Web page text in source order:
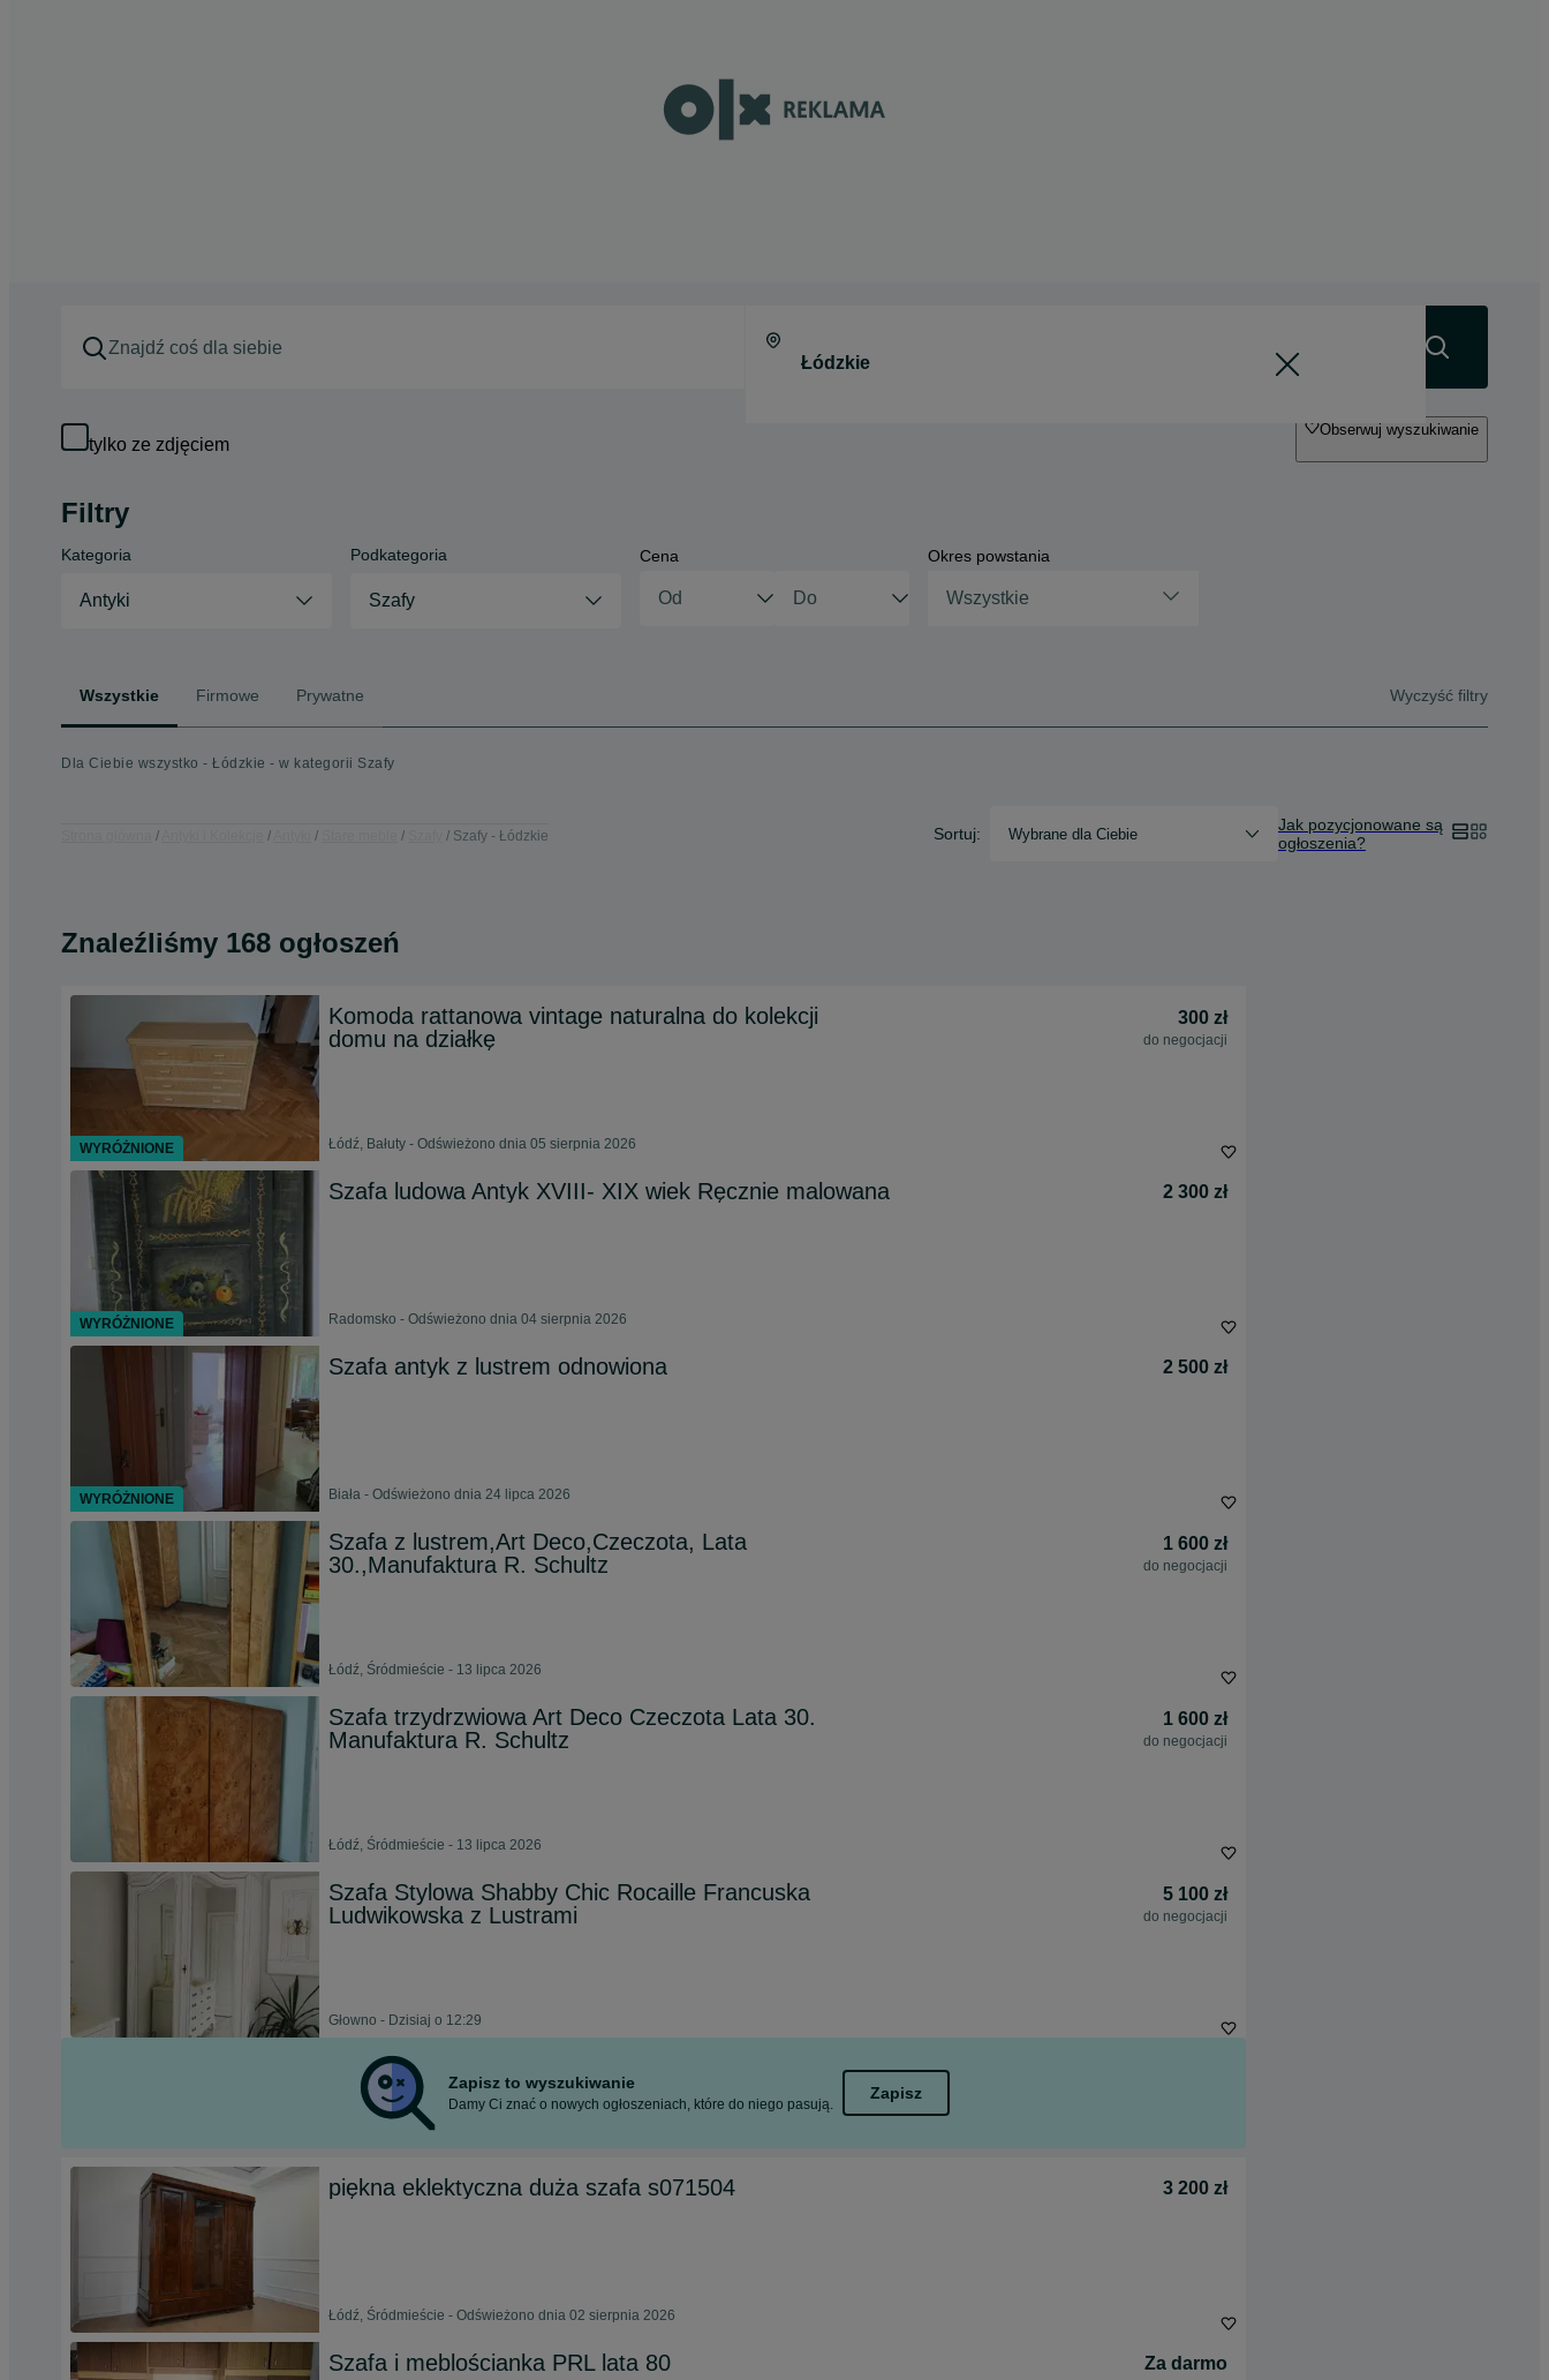
tylko ze zdjęciem
Obserwuj wyszukiwanie
Filtry
Kategoria
Antyki
Podkategoria
Szafy
Cena Okres powstania
Wszystkie
Wszystkie Firmowe Prywatne Wyczyść filtry
Dla Ciebie wszystko - Łódzkie - w kategorii Szafy
Szafy - Łódzkie Sortuj: Wybrane dla Ciebie
Jak pozycjonowane są
ogłoszenia?
Znaleźliśmy 168 ogłoszeń
Komoda rattanowa vintage naturalna do kolekcji
domu na działkę
300 zł
do negocjacji
Łódź, Bałuty - Odświeżono dnia 05 sierpnia 2026
Szafa ludowa Antyk XVIII- XIX wiek Ręcznie malowana 2 300 zł
Radomsko - Odświeżono dnia 04 sierpnia 2026
Szafa antyk z lustrem odnowiona 2 500 zł
Biała - Odświeżono dnia 24 lipca 2026
Szafa z lustrem,Art Deco,Czeczota, Lata
30.,Manufaktura R. Schultz
1 600 zł
do negocjacji
Łódź, Śródmieście - 13 lipca 2026
Szafa trzydrzwiowa Art Deco Czeczota Lata 30.
Manufaktura R. Schultz
1 600 zł
do negocjacji
Łódź, Śródmieście - 13 lipca 2026
Szafa Stylowa Shabby Chic Rocaille Francuska
Ludwikowska z Lustrami
5 100 zł
do negocjacji
Głowno - Dzisiaj o 12:29
Zapisz to wyszukiwanie
Damy Ci znać o nowych ogłoszeniach, które do niego pasują.
Zapisz
piękna eklektyczna duża szafa s071504 3 200 zł
Łódź, Śródmieście - Odświeżono dnia 02 sierpnia 2026
Szafa i meblościanka PRL lata 80 Za darmo
WYRÓŻNIONE
WYRÓŻNIONE
WYRÓŻNIONE